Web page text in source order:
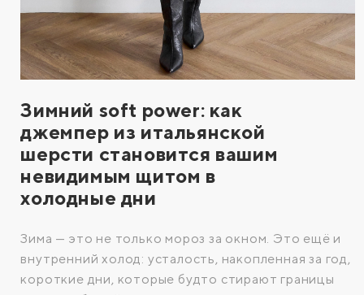
Зимний soft power: как
джемпер из итальянской
шерсти становится вашим
невидимым щитом в
холодные дни
Зима — это не только мороз за окном. Это ещё и
внутренний холод: усталость, накопленная за год,
короткие дни, которые будто стирают границы